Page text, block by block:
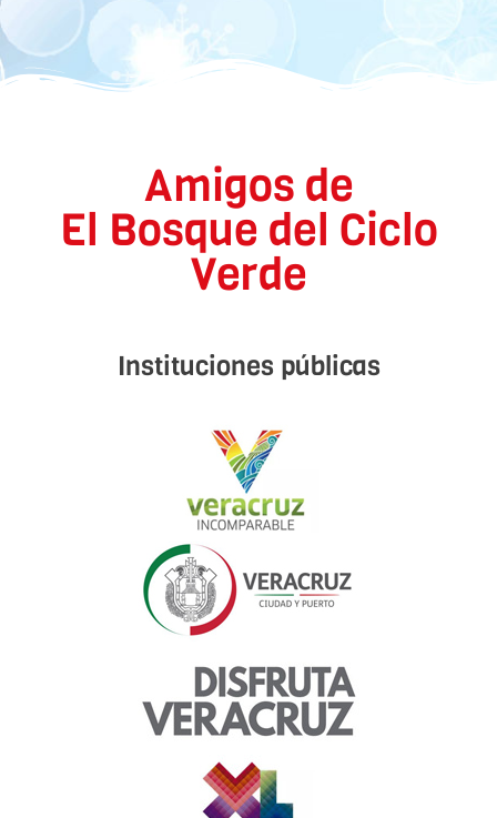
Amigos de
El Bosque del Ciclo
Verde
Instituciones públicas